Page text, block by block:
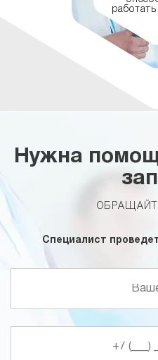
Нужна
Специалист